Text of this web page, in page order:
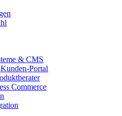
& CMS
Portal
Commerce